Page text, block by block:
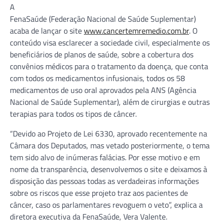
A
FenaSaúde (Federação Nacional de Saúde Suplementar)
acaba de lançar o sitewww.cancertemremedio.com.br. O
conteúdo visa esclarecer a sociedade civil, especialmente os
beneficiários de planos de saúde, sobre a cobertura dos
convênios médicos para o tratamento da doença, que conta
com todos os medicamentos infusionais, todos os 58
medicamentos de uso oral aprovados pela ANS (Agência
Nacional de Saúde Suplementar), além de cirurgias e outras
terapias para todos os tipos de câncer.
“Devido ao Projeto de Lei 6330, aprovado recentemente na
Câmara dos Deputados, mas vetado posteriormente, o tema
tem sido alvo de inúmeras falácias. Por esse motivo e em
nome da transparência, desenvolvemos o site e deixamos à
disposição das pessoas todas as verdadeiras informações
sobre os riscos que esse projeto traz aos pacientes de
câncer, caso os parlamentares revoguem o veto”, explica a
diretora executiva da FenaSaúde, Vera Valente.